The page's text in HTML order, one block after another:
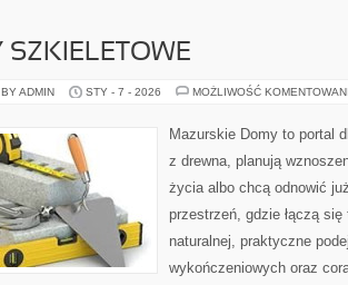
SZKIELETOWE
ADMIN STY - 7 - 2026 MOŻLIWOŚĆ
Mazurskie Domy to portal
z drewna, planują
życia albo chcą odnowić
przestrzeń, gdzie łączą
naturalnej, praktyczne
wykończeniowych oraz